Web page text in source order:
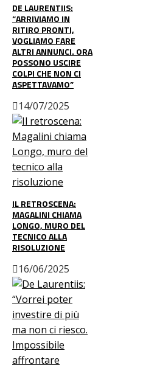
DE LAURENTIIS:
“ARRIVIAMO IN
RITIRO PRONTI,
VOGLIAMO FARE
ALTRI ANNUNCI. ORA
POSSONO USCIRE
COLPI CHE NON CI
ASPETTAVAMO”
14/07/2025
IL RETROSCENA:
MAGALINI CHIAMA
LONGO, MURO DEL
TECNICO ALLA
RISOLUZIONE
16/06/2025